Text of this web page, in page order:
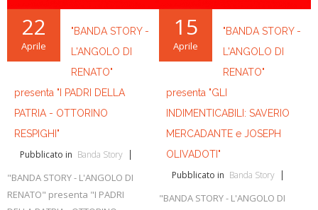
22
Aprile
"BANDA STORY -
L'ANGOLO DI
RENATO"
presenta "I PADRI DELLA
PATRIA - OTTORINO
RESPIGHI"
Pubblicato in Banda Story
"BANDA STORY - L'ANGOLO DI
RENATO" presenta "I PADRI
15
Aprile
"BANDA STORY -
L'ANGOLO DI
RENATO"
presenta "GLI
INDIMENTICABILI: SAVERIO
MERCADANTE e JOSEPH
OLIVADOTI"
Pubblicato in Banda Story
"BANDA STORY - L'ANGOLO DI